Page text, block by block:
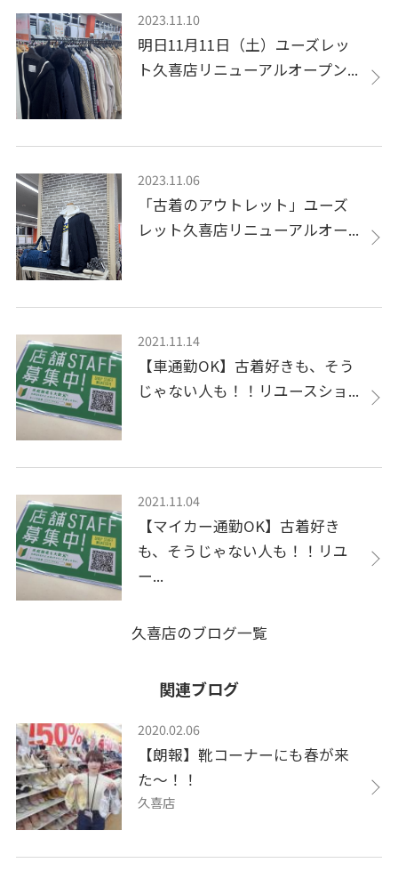
2023.11.10
明日11月11日（土）ユーズレッ
ト久喜店リニューアルオープン...
2023.11.06
「古着のアウトレット」ユーズ
レット久喜店リニューアルオー...
2021.11.14
【車通勤OK】古着好きも、そう
じゃない人も！！リユースショ...
2021.11.04
【マイカー通勤OK】古着好き
も、そうじゃない人も！！リユ
ー...
久喜店のブログ一覧
関連ブログ
2020.02.06
【朗報】靴コーナーにも春が来
た～！！
久喜店